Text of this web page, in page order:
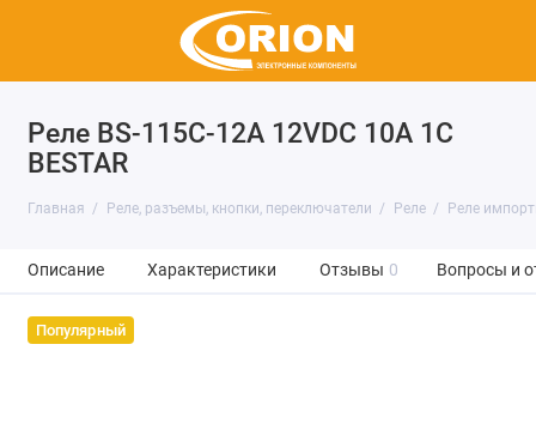
Реле BS-115C-12A 12VDC 10A 1C
BESTAR
Главная Реле, разъемы, кнопки, переключатели Реле Реле
Описание Характеристики Отзывы 0 Вопросы и
Популярный